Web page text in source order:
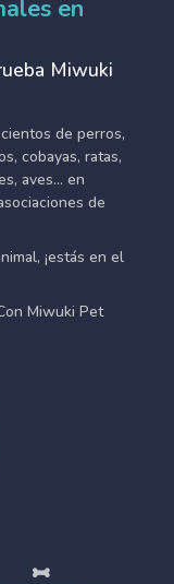
en
Miwuki
de perros,
cobayas, ratas,
aves... en
de
¡estás en el
Miwuki Pet